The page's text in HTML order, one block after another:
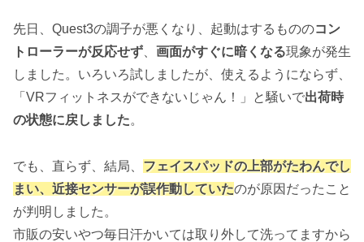
先日、Quest3の調子が悪くなり、起動はするもののコン
トローラーが反応せず
画面がすぐに暗くなる現象が発生
しました。いろいろ試しましたが、使えるようにならず、
「VRフィットネスができないじゃん！」と騒いで出荷時
の状態に戻しました。
でも、直らず、結局、 フェイスパッドの上部がたわんでし
まい、近接センサーが誤作動していたのが原因だったこと
が判明しました。
市販の安いやつ毎日汗かいては取り外して洗ってますから